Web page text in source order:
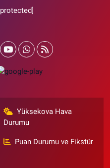
Yüksekova Hava
Durumu
Puan Durumu ve Fikstür